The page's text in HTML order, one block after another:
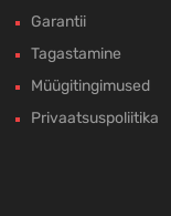
Garantii
Tagastamine
Müügitingimused
Privaatsuspoliitika